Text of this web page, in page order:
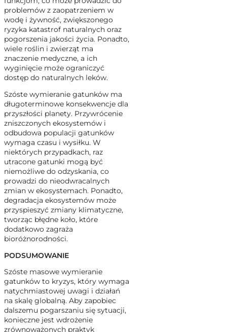
problemów z zaopatrzeniem w
wodę i żywność, zwiększonego
ryzyka katastrof naturalnych oraz
pogorszenia jakości życia. Ponadto,
wiele roślin i zwierząt ma
znaczenie medyczne, a ich
wyginięcie może ograniczyć
dostęp do naturalnych leków.
Szóste wymieranie gatunków ma
długoterminowe konsekwencje dla
przyszłości planety. Przywrócenie
zniszczonych ekosystemów i
odbudowa populacji gatunków
wymaga czasu i wysiłku. W
niektórych przypadkach, raz
utracone gatunki mogą być
niemożliwe do odzyskania, co
prowadzi do nieodwracalnych
zmian w ekosystemach. Ponadto,
degradacja ekosystemów może
przyspieszyć zmiany klimatyczne,
tworząc błędne koło, które
dodatkowo zagraża
bioróżnorodności.
PODSUMOWANIE
Szóste masowe wymieranie
gatunków to kryzys, który wymaga
natychmiastowej uwagi i działań
na skalę globalną. Aby zapobiec
dalszemu pogarszaniu się sytuacji,
konieczne jest wdrożenie
zrównoważonych praktyk